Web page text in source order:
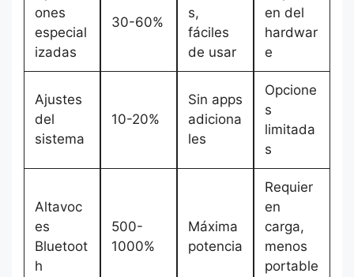
ones
especial
izadas
30-60%
s,
fáciles
de usar
en del
hardwar
e
Ajustes
del
sistema
10-20%
Sin apps
adiciona
les
Opcione
s
limitada
s
Altavoc
es
Bluetoot
h
500-
1000%
Máxima
potencia
Requier
en
carga,
menos
portable